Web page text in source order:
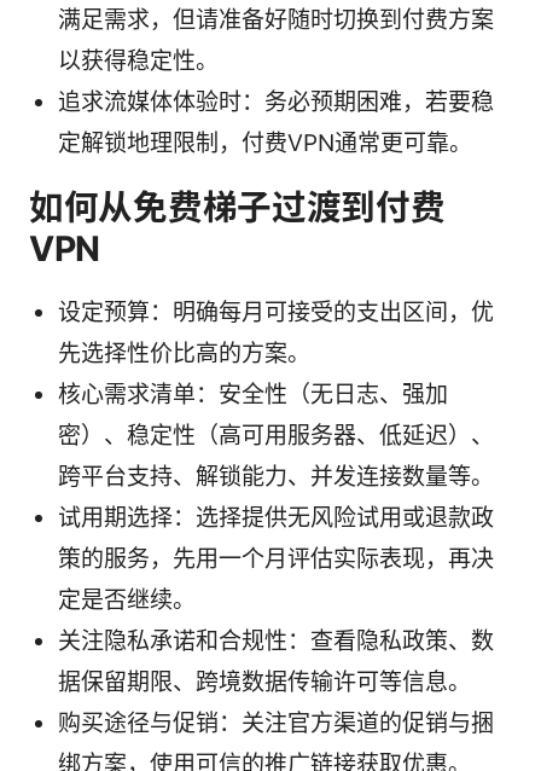
满足需求，但请准备好随时切换到付费方案
以获得稳定性。
追求流媒体体验时：务必预期困难，若要稳
定解锁地理限制，付费VPN通常更可靠。
如何从免费梯子过渡到付费
VPN
设定预算：明确每月可接受的支出区间，优
先选择性价比高的方案。
核心需求清单：安全性（无日志、强加
密）、稳定性（高可用服务器、低延迟）、
跨平台支持、解锁能力、并发连接数量等。
试用期选择：选择提供无风险试用或退款政
策的服务，先用一个月评估实际表现，再决
定是否继续。
关注隐私承诺和合规性：查看隐私政策、数
据保留期限、跨境数据传输许可等信息。
购买途径与促销：关注官方渠道的促销与捆
绑方案，使用可信的推广链接获取优惠。